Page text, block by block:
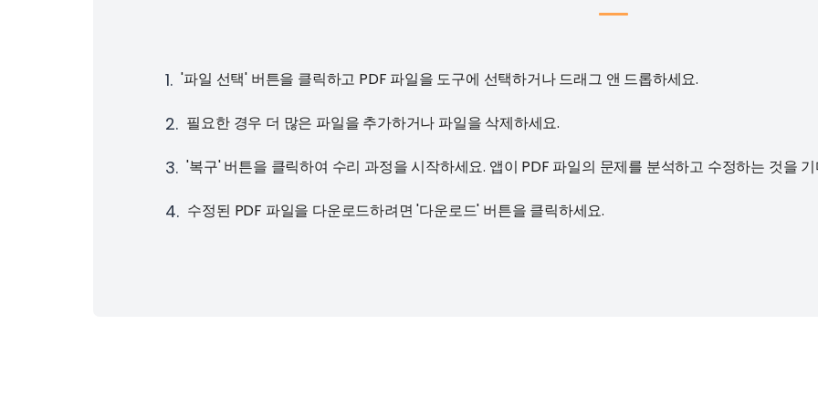
1. '파일 선택' 버튼을 클릭하고 PDF 파일을 도구에 선택하거나 드래그 앤 드롭하세요.
2. 필요한 경우 더 많은 파일을 추가하거나 파일을 삭제하세요.
3. '복구' 버튼을 클릭하여 수리 과정을 시작하세요. 앱이 PDF 파일의 문제를 분석하고 수정하는 것을
4. 수정된 PDF 파일을 다운로드하려면 '다운로드' 버튼을 클릭하세요.